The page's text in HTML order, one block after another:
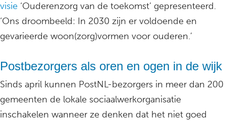
visie ‘Ouderenzorg van de toekomst’ gepresenteerd.
‘Ons droombeeld: In 2030 zijn er voldoende en
gevarieerde woon(zorg)vormen voor ouderen.’
Postbezorgers als oren en ogen in de wijk
Sinds april kunnen PostNL-bezorgers in meer dan 200
gemeenten de lokale sociaalwerkorganisatie
inschakelen wanneer ze denken dat het niet goed